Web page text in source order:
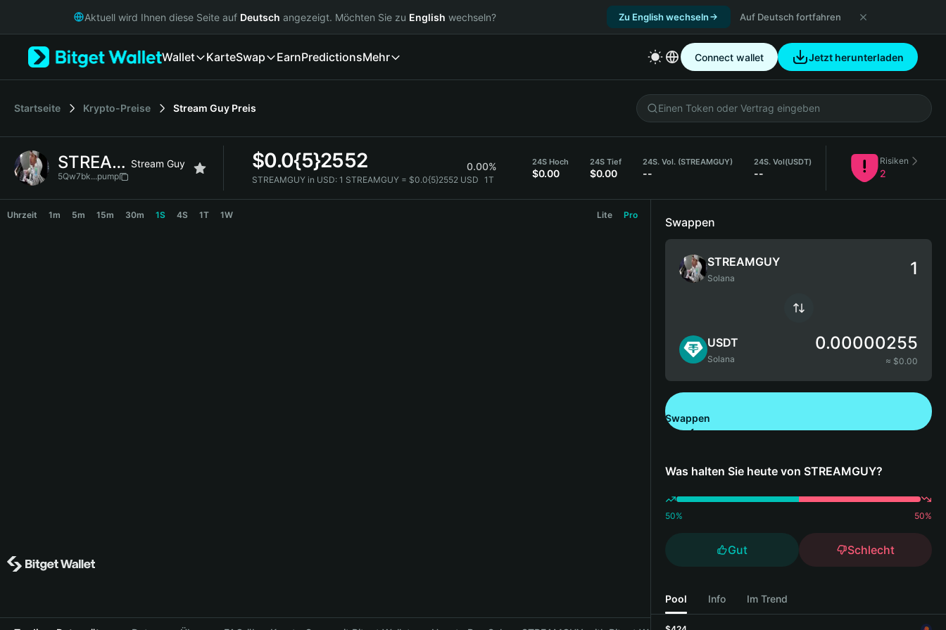
Русский
Italiano
简体中文
繁體中文
Bahasa Indonesia
Aktuell wird Ihnen diese Seite auf Deutsch angezeigt. Möchten Sie zu English wechseln? Zu English wechseln Auf Deutsch fortfahren
Wallet KarteSwap EarnPredictionsMehr Connect wallet Jetzt herunterladen
Startseite Krypto-Preise Stream Guy Preis
STREAMGUY Stream Guy
5Qw7bk...pump
$0.0{5}2552 0.00%
STREAMGUY in USD: 1 STREAMGUY = $0.0{5}2552 USD 1T
24S Hoch
$0.00
24S Tief
$0.00
24S. Vol. (STREAMGUY)
--
24S. Vol(USDT)
--
Risiken
2
Uhrzeit 1m 5m 15m 30m 1S 4S 1T 1W Lite Pro
Swappen
STREAMGUY
Solana
USDT
Solana
0.00000255
≈ $0.00
Swappen
Was halten Sie heute von STREAMGUY?
50% 50%
Gut Schlecht
Pool Info Im Trend